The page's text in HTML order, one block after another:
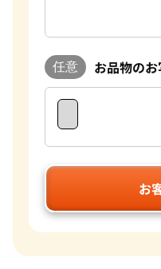
任意 お品物の
お